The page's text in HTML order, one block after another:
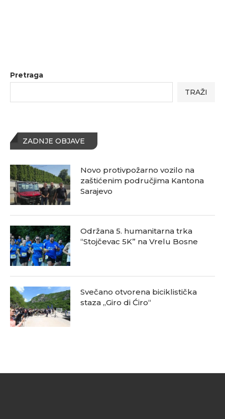
Pretraga
TRAŽI
ZADNJE OBJAVE
Novo protivpožarno vozilo na
zaštićenim područjima Kantona
Sarajevo
Održana 5. humanitarna trka
“Stojčevac 5K” na Vrelu Bosne
Svečano otvorena biciklistička
staza „Giro di Ćiro“